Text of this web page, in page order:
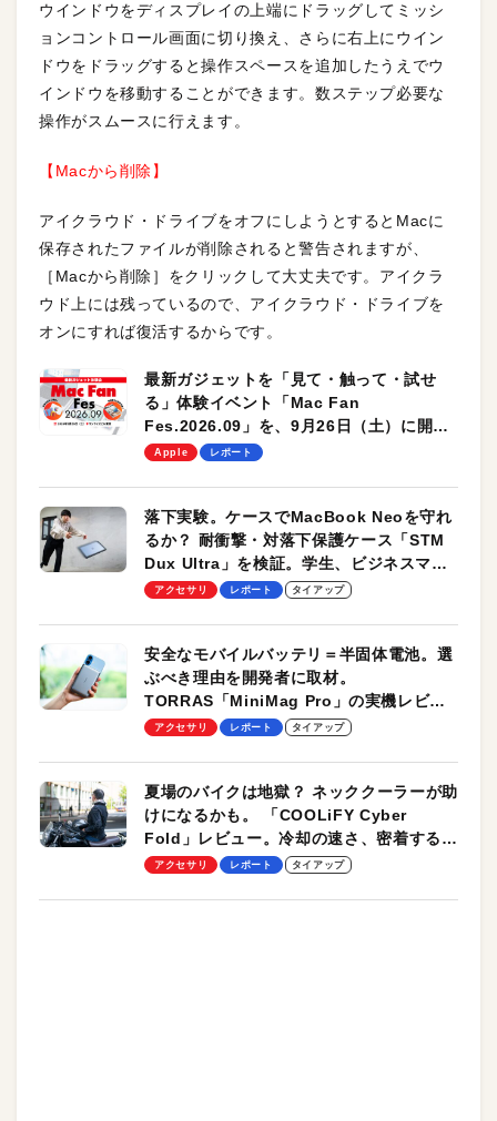
ウインドウをディスプレイの上端にドラッグしてミッシ
ョンコントロール画面に切り換え、さらに右上にウイン
ドウをドラッグすると操作スペースを追加したうえでウ
インドウを移動することができます。数ステップ必要な
操作がスムースに行えます。
【Macから削除】
アイクラウド・ドライブをオフにしようとするとMacに
保存されたファイルが削除されると警告されますが、
［Macから削除］をクリックして大丈夫です。アイクラ
ウド上には残っているので、アイクラウド・ドライブを
オンにすれば復活するからです。
最新ガジェットを「見て・触って・試せ
る」体験イベント「Mac Fan
Fes.2026.09」を、9月26日（土）に開催
します！
Apple レポート
落下実験。ケースでMacBook Neoを守れ
るか？ 耐衝撃・対落下保護ケース「STM
Dux Ultra」を検証。学生、ビジネスマン
のモバイルユースに最適！
アクセサリ レポート タイアップ
安全なモバイルバッテリ＝半固体電池。選
ぶべき理由を開発者に取材。
TORRAS「MiniMag Pro」の実機レビュ
ーも
アクセサリ レポート タイアップ
夏場のバイクは地獄？ ネッククーラーが助
けになるかも。 「COOLiFY Cyber
Fold」レビュー。冷却の速さ、密着する冷
却プレート、シンプルな操作性がグッド！
アクセサリ レポート タイアップ